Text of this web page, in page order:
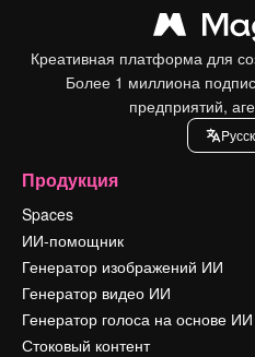
Креативная платформа для
Более 1 миллиона
предприятий,
Продукция
Spaces
ИИ-помощник
Генератор изображений ИИ
Генератор видео ИИ
Генератор голоса на основе ИИ
Стоковый контент